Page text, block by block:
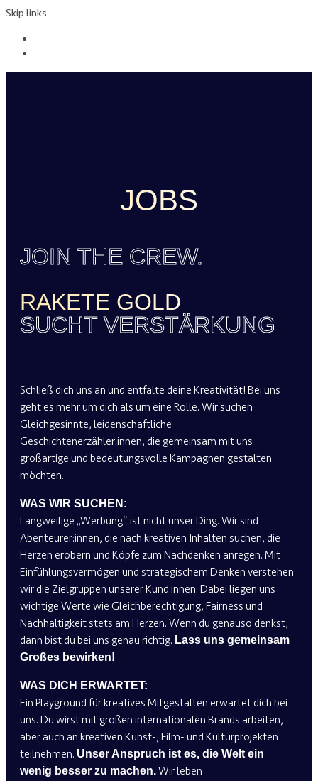
Skip links
JOBS
JOIN THE CREW.
RAKETE GOLD
SUCHT VERSTÄRKUNG
Schließ dich uns an und entfalte deine Kreativität! Bei uns
geht es mehr um dich als um eine Rolle. Wir suchen
Gleichgesinnte, leidenschaftliche
Geschichtenerzähler:innen, die gemeinsam mit uns
großartige und bedeutungsvolle Kampagnen gestalten
möchten.
WAS WIR SUCHEN:
Langweilige „Werbung“ ist nicht unser Ding. Wir sind
Abenteurer:innen, die nach kreativen Inhalten suchen, die
Herzen erobern und Köpfe zum Nachdenken anregen. Mit
Einfühlungsvermögen und strategischem Denken verstehen
wir die Zielgruppen unserer Kund:innen. Dabei liegen uns
wichtige Werte wie Gleichberechtigung, Fairness und
Nachhaltigkeit stets am Herzen. Wenn du genauso denkst,
dann bist du bei uns genau richtig. Lass uns gemeinsam
Großes bewirken!
WAS DICH ERWARTET:
Ein Playground für kreatives Mitgestalten erwartet dich bei
uns. Du wirst mit großen internationalen Brands arbeiten,
aber auch an kreativen Kunst-, Film- und Kulturprojekten
teilnehmen. Unser Anspruch ist es, die Welt ein
wenig besser zu machen.Wir leben